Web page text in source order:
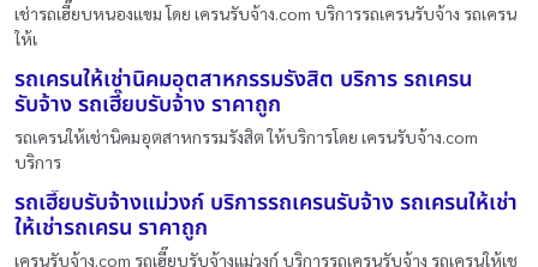
เช่ารถเฮี๊ยบหนองแขม โดย เครนรับจ้าง.com บริการรถเครนรับจ้าง รถเครน
ให้เ
รถเครนให้เช่านิคมอุตสาหกรรมรังสิต บริการ รถเครน
รับจ้าง รถเฮี๊ยบรับจ้าง ราคาถูก
รถเครนให้เช่านิคมอุตสาหกรรมรังสิต ให้บริการโดย เครนรับจ้าง.com
บริการ
รถเฮี๊ยบรับจ้างแม่วงก์ บริการรถเครนรับจ้าง รถเครนให้เช่า
ให้เช่ารถเครน ราคาถูก
เครนรับจ้าง.com รถเฮี๊ยบรับจ้างแม่วงก์ บริการรถเครนรับจ้าง รถเครนให้เช